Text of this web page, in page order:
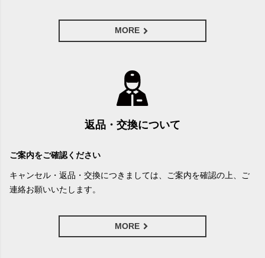
MORE
返品・交換について
ご案内をご確認ください
キャンセル・返品・交換につきましては、ご案内を確認の上、ご
連絡お願いいたします。
MORE